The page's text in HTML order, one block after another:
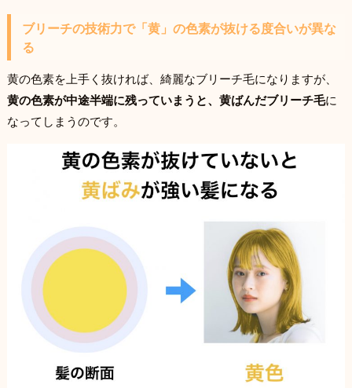
ブリーチの技術力で「黄」の色素が抜ける度合いが異な
る
黄の色素を上手く抜ければ、綺麗なブリーチ毛になりますが、
黄の色素が中途半端に残っていまうと、黄ばんだブリーチ毛に
なってしまうのです。